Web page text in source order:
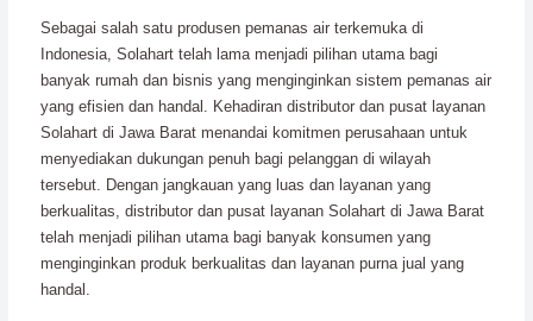
Sebagai salah satu produsen pemanas air terkemuka di
Indonesia, Solahart telah lama menjadi pilihan utama bagi
banyak rumah dan bisnis yang menginginkan sistem pemanas air
yang efisien dan handal. Kehadiran distributor dan pusat layanan
Solahart di Jawa Barat menandai komitmen perusahaan untuk
menyediakan dukungan penuh bagi pelanggan di wilayah
tersebut. Dengan jangkauan yang luas dan layanan yang
berkualitas, distributor dan pusat layanan Solahart di Jawa Barat
telah menjadi pilihan utama bagi banyak konsumen yang
menginginkan produk berkualitas dan layanan purna jual yang
handal.